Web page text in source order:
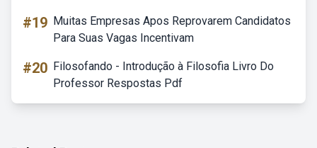
#19 Muitas Empresas Apos Reprovarem Candidatos
Para Suas Vagas Incentivam
#20 Filosofando - Introdução à Filosofia Livro Do
Professor Respostas Pdf